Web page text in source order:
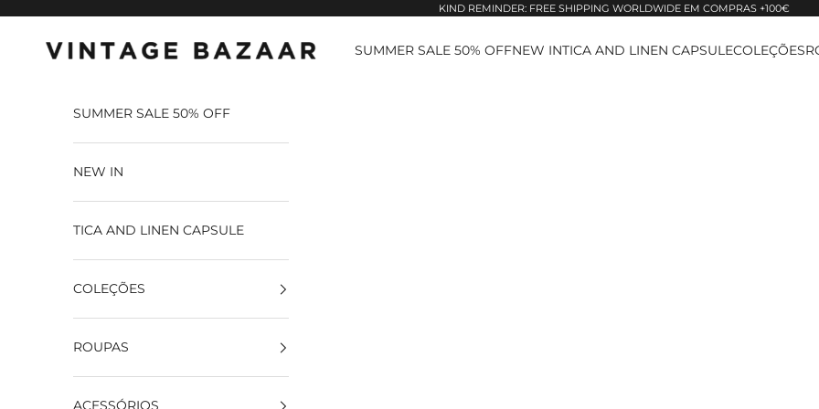
KIND REMINDER: FREE SHIPPING WORLDWIDE EM COMPRAS +100€
Vintage Bazaar SUMMER SALE 50% OFFNEW INTICA AND LINEN CAPSULECOLEÇÕES
SUMMER SALE 50% OFF
NEW IN
TICA AND LINEN CAPSULE
COLEÇÕES
ROUPAS
ACESSÓRIOS